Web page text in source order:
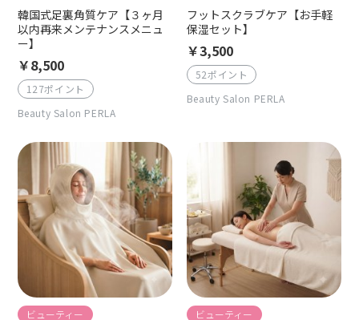
韓国式足裏角質ケア【３ヶ月
以内再来メンテナンスメニュ
ー】
￥8,500
127ポイント
Beauty Salon PERLA
フットスクラブケア【お手軽
保湿セット】
￥3,500
52ポイント
Beauty Salon PERLA
ビューティー ビューティー